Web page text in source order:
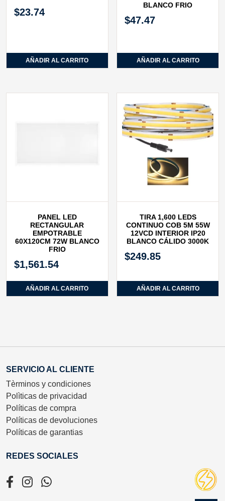
$23.74
AÑADIR AL CARRITO
BLANCO FRIO
$47.47
AÑADIR AL CARRITO
PANEL LED
RECTANGULAR
EMPOTRABLE
60X120CM 72W BLANCO
FRIO
$1,561.54
AÑADIR AL CARRITO
TIRA 1,600 LEDS
CONTINUO COB 5M 55W
12VCD INTERIOR IP20
BLANCO CÁLIDO 3000K
$249.85
AÑADIR AL CARRITO
SERVICIO AL CLIENTE
Tèrminos y condiciones
Polìticas de privacidad
Políticas de compra
Políticas de devoluciones
Políticas de garantias
REDES SOCIALES